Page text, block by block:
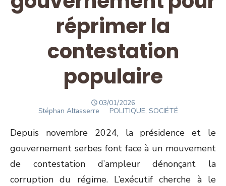
réprimer la
contestation
populaire
POSTED
ON
03/01/2026
Author
Stéphan Altasserre POLITIQUE, SOCIÉTÉ
Depuis novembre 2024, la présidence et le
gouvernement serbes font face à un mouvement
de contestation d’ampleur dénonçant la
corruption du régime. L’exécutif cherche à le